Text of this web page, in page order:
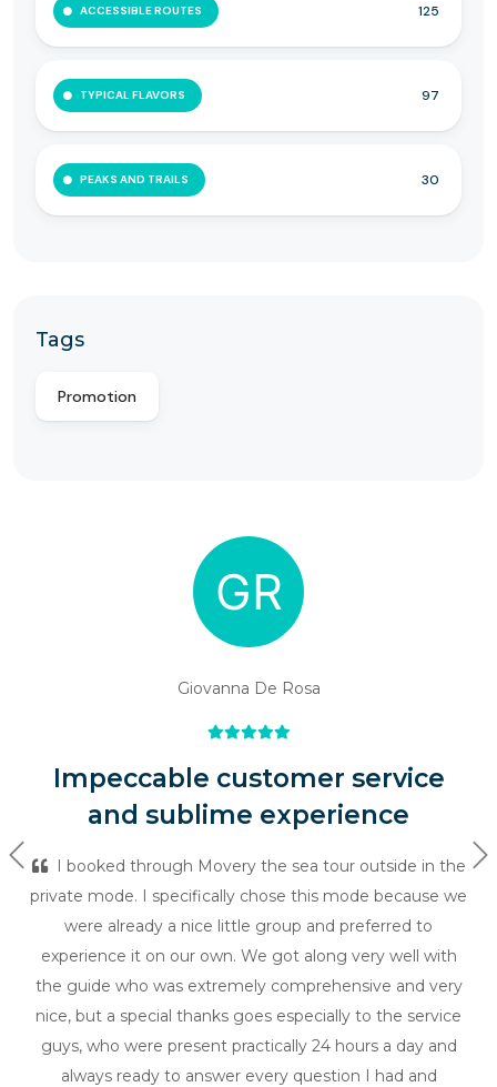
ACCESSIBLE ROUTES 125
TYPICAL FLAVORS 97
PEAKS AND TRAILS 30
Tags
Promotion
Giovanna De Rosa
Impeccable customer service
and sublime experience
I booked through Movery the sea tour outside in the
private mode. I specifically chose this mode because we
were already a nice little group and preferred to
experience it on our own. We got along very well with
the guide who was extremely comprehensive and very
nice, but a special thanks goes especially to the service
guys, who were present practically 24 hours a day and
always ready to answer every question I had and
Previous